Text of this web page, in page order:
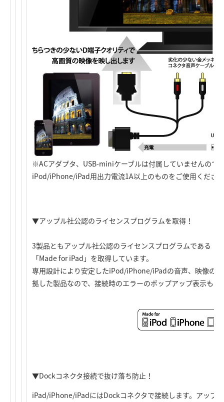
※ACアダプタ、USB-miniケーブルは付属していませんので
iPod/iPhone/iPad用出力電流1A以上のものをご使用くださ
▼アップル社公認のライセンスプログラムを取得！
3製品ともアップル社公認のライセンスプログラムである
「Made for iPad」を取得しています。
専用設計により安定したiPod/iPhone/iPadの音声、映像の
拠した製品なので、接続時のエラーのポップアップ表示も
▼Dockコネクタ接続で抜け落ち防止！
iPad/iPhone/iPadにはDockコネクタで接続します。アップ